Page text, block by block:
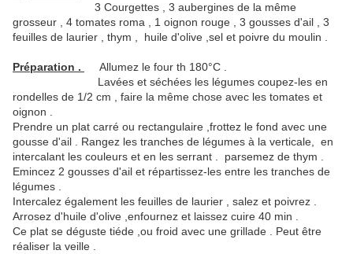
3 Courgettes , 3 aubergines de la même
grosseur , 4 tomates roma , 1 oignon rouge , 3 gousses d'ail , 3
feuilles de laurier , thym , huile d'olive ,sel et poivre du moulin .
Préparation .
Allumez le four th 180°C .
Lavées et séchées les légumes coupez-les en
rondelles de 1/2 cm , faire la même chose avec les tomates et
oignon .
Prendre un plat carré ou rectangulaire ,frottez le fond avec une
gousse d'ail . Rangez les tranches de légumes à la verticale, en
intercalant les couleurs et en les serrant . parsemez de thym .
Emincez 2 gousses d'ail et répartissez-les entre les tranches de
légumes .
Intercalez également les feuilles de laurier , salez et poivrez .
Arrosez d'huile d'olive ,enfournez et laissez cuire 40 min .
Ce plat se déguste tiéde ,ou froid avec une grillade . Peut être
réaliser la veille .